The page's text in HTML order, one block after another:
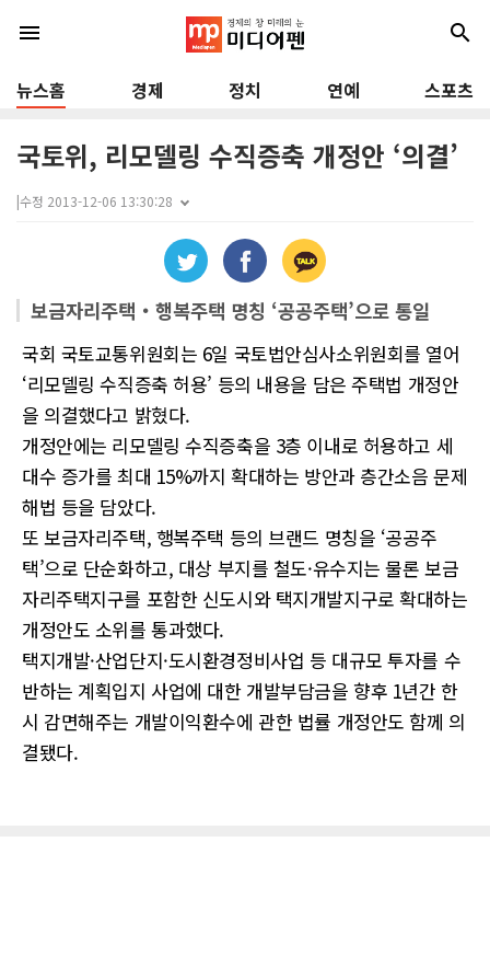
menu search
뉴스홈 경제 정치 연예 스포츠
국토위, 리모델링 수직증축 개정안 ‘의결’
|수정 2013-12-06 13:30:28
보금자리주택‧행복주택 명칭 ‘공공주택’으로 통일
국회 국토교통위원회는 6일 국토법안심사소위원회를 열어
‘리모델링 수직증축 허용’ 등의 내용을 담은 주택법 개정안
을 의결했다고 밝혔다.
개정안에는 리모델링 수직증축을 3층 이내로 허용하고 세
대수 증가를 최대 15%까지 확대하는 방안과 층간소음 문제
해법 등을 담았다.
또 보금자리주택, 행복주택 등의 브랜드 명칭을 ‘공공주
택’으로 단순화하고, 대상 부지를 철도·유수지는 물론 보금
자리주택지구를 포함한 신도시와 택지개발지구로 확대하는
개정안도 소위를 통과했다.
택지개발·산업단지·도시환경정비사업 등 대규모 투자를 수
반하는 계획입지 사업에 대한 개발부담금을 향후 1년간 한
시 감면해주는 개발이익환수에 관한 법률 개정안도 함께 의
결됐다.